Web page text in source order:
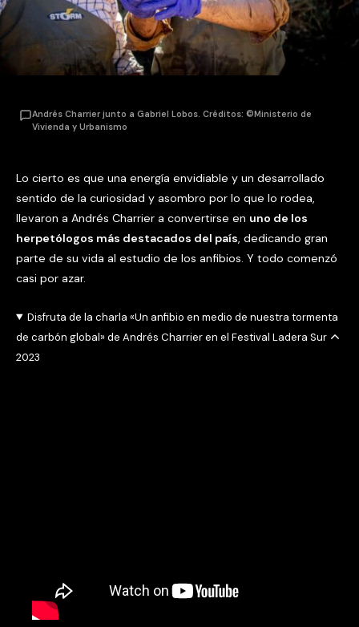
Andrés Charrier junto a Gabriel Lobos. Créditos: ©Ministerio de
Vivienda y Urbanismo
Lo cierto es que una energía envidiable y un desarrollado
sentido de la curiosidad y asombro por lo que lo rodea,
llevaron a Andrés Charrier a convertirse en uno de los
herpetólogos más destacados del país, dedicando gran
parte de su vida al estudio de los anfibios. Y todo comenzó
casi por azar.
Disfruta de la charla «Un anfibio en medio de nuestra tormenta
de carbón global» de Andrés Charrier en el Festival Ladera Sur
2023